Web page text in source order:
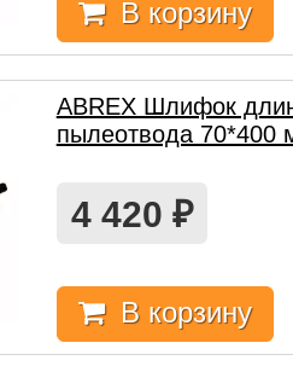
В корзину
ABREX Шлифок
пылеотвода 70*400
4 420 ₽
В корзину